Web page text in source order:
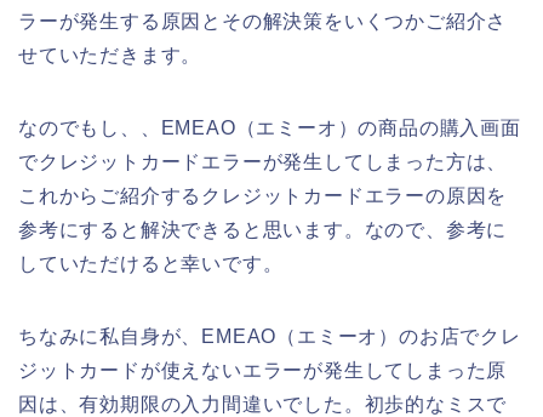
ラーが発生する原因とその解決策をいくつかご紹介さ
せていただきます。
なのでもし、、EMEAO（エミーオ）の商品の購入画面
でクレジットカードエラーが発生してしまった方は、
これからご紹介するクレジットカードエラーの原因を
参考にすると解決できると思います。なので、参考に
していただけると幸いです。
ちなみに私自身が、EMEAO（エミーオ）のお店でクレ
ジットカードが使えないエラーが発生してしまった原
因は、有効期限の入力間違いでした。初歩的なミスで